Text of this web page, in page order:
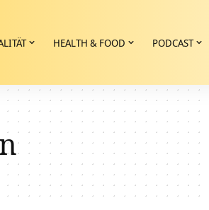
HEALTH & FOOD PODCAST